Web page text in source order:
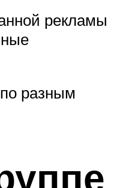
рекламы
разным